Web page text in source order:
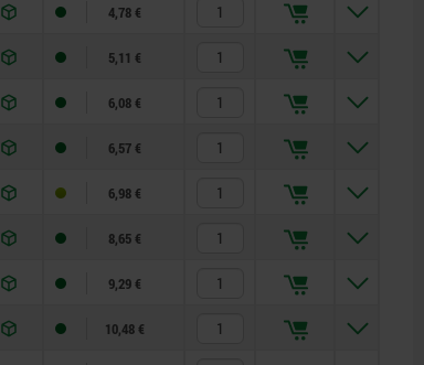
4,78 €
5,11 €
6,08 €
6,57 €
6,98 €
8,65 €
9,29 €
10,48 €